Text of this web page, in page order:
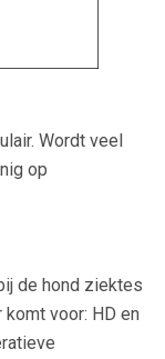
Wordt veel
op
de hond ziektes
voor: HD en